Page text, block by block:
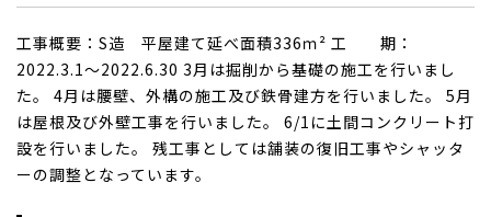
工事概要：S造 平屋建て延べ面積336ｍ² 工 期：
2022.3.1～2022.6.30 3月は掘削から基礎の施工を行いまし
た。 4月は腰壁、外構の施工及び鉄骨建方を行いました。 5月
は屋根及び外壁工事を行いました。 6/1に土間コンクリート打
設を行いました。 残工事としては舗装の復旧工事やシャッタ
ーの調整となっています。